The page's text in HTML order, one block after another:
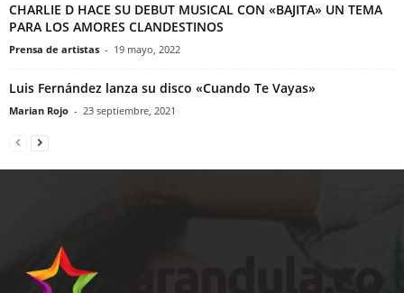
CHARLIE D HACE SU DEBUT MUSICAL CON «BAJITA» UN TEMA
PARA LOS AMORES CLANDESTINOS
Prensa de artistas - 19 mayo, 2022
Luis Fernández lanza su disco «Cuando Te Vayas»
Marian Rojo - 23 septiembre, 2021